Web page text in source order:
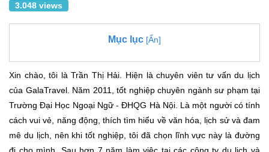
3.048 views
Mục lục [Ẩn]
Xin chào, tôi là Trần Thị Hải. Hiện là chuyên viên tư vấn du lịch
của GalaTravel. Năm 2011, tốt nghiệp chuyên ngành sư phạm tại
Trường Đại Học Ngoại Ngữ - ĐHQG Hà Nội. Là một người có tính
cách vui vẻ, năng động, thích tìm hiểu về văn hóa, lịch sử và đam
mê du lịch, nên khi tốt nghiệp, tôi đã chọn lĩnh vực này là đường